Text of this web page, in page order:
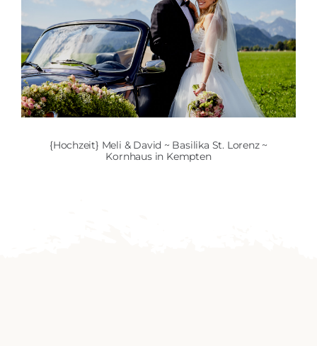
{Hochzeit} Meli & David ~ Basilika St. Lorenz ~
Kornhaus in Kempten